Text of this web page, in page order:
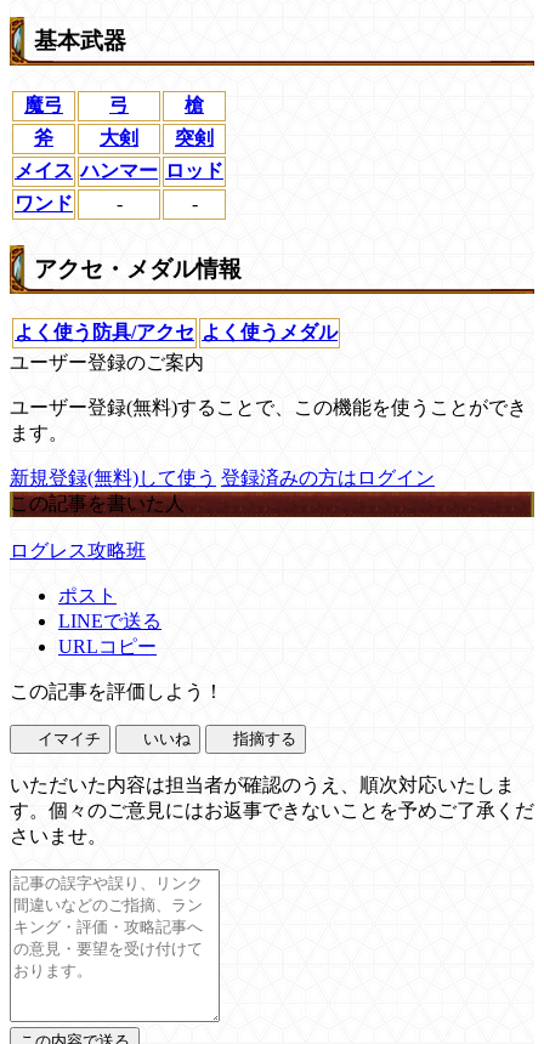
基本武器
魔弓 弓
槍
斧
大剣
突剣
メイス ハンマー ロッド
ワンド
- -
アクセ・メダル情報
よく使う防具/アクセ よく使うメダル
ユーザー登録のご案内
ユーザー登録(無料)することで、この機能を使うことができ
ます。
新規登録(無料)して使う 登録済みの方はログイン
この記事を書いた人
ログレス攻略班
ポスト
LINEで送る
URLコピー
この記事を評価しよう！
イマイチ いいね 指摘する
いただいた内容は担当者が確認のうえ、順次対応いたしま
す。個々のご意見にはお返事できないことを予めご了承くだ
さいませ。